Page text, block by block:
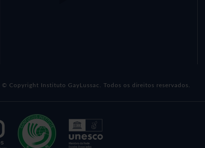
© Copyright Instituto GayLussac. Todos os direitos reservados.